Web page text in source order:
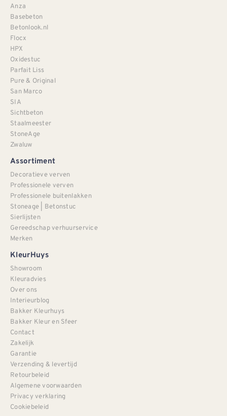
Anza
Basebeton
Betonlook.nl
Flocx
HPX
Oxidestuc
Parfait Liss
Pure & Original
San Marco
SIA
Sichtbeton
Staalmeester
StoneAge
Zwaluw
Assortiment
Decoratieve verven
Professionele verven
Professionele buitenlakken
Stoneage | Betonstuc
Sierlijsten
Gereedschap verhuurservice
Merken
KleurHuys
Showroom
Kleuradvies
Over ons
Interieurblog
Bakker Kleurhuys
Bakker Kleur en Sfeer
Contact
Zakelijk
Garantie
Verzending & levertijd
Retourbeleid
Algemene voorwaarden
Privacy verklaring
Cookiebeleid